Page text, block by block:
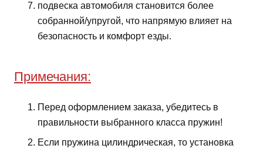
подвеска автомобиля становится более
собранной/упругой, что напрямую влияет на
безопасность и комфорт езды.
Примечания:
Перед оформлением заказа, убедитесь в
правильности выбранного класса пружин!
Если пружина цилиндрическая, то установка